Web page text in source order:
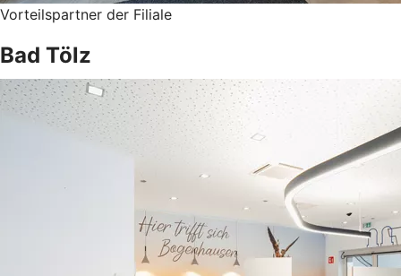
Vorteilspartner der Filiale
Bad Tölz